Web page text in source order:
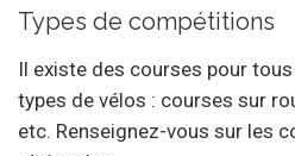
Types de compétitions
Il existe des courses pour
types de vélos : courses sur
etc. Renseignez-vous sur les